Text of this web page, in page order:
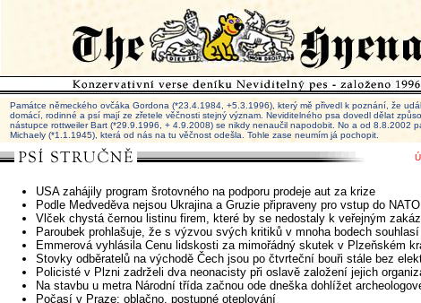
Památce německého ovčáka Gordona (*23.4.1984, +5.3.1996), který mě přivedl k poznání, že
domácí, rodinné a psí mají ze zřetele věčnosti stejný význam. Neviditelného psa dovedl dělat
nástupce rottweiler Bart (*29.9.1996, + 4.9.2008) se nikdy nenaučil napodobit. No a od 8.8.2002
Michaely (*1.1.1945), která od nás na tu věčnost odešla. Tohle zase neumím já pochopit.
USA zahájily program šrotovného na podporu prodeje aut za krize
Podle Medveděva nejsou Ukrajina a Gruzie připraveny pro vstup do NATO
Vlček chystá černou listinu firem, které by se nedostaly k veřejným
Paroubek prohlašuje, že s výzvou svých kritiků v mnoha bodech souhlasí
Emmerová vyhlásila Cenu lidskosti za mimořádný skutek v Plzeňském
Stovky odběratelů na východě Čech jsou po čtvrteční bouři stále bez
Policisté v Plzni zadrželi dva neonacisty při oslavě založení jejich
Na stavbu u metra Národní třída začnou ode dneška dohlížet
Počasí v Praze: oblačno, postupné oteplování